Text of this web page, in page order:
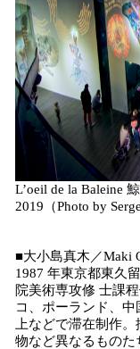
L’oeil de la Baleine
2019（Photo by
​■大小島真木／Maki
1987 年東京都東久
院美術専攻修 士課
コ、ポーランド、
上などで滞在制作
物など異なるものた